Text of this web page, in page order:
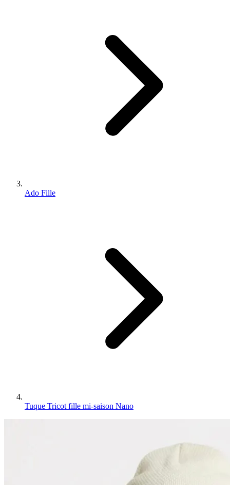
Ado Fille
Tuque Tricot fille mi-saison Nano